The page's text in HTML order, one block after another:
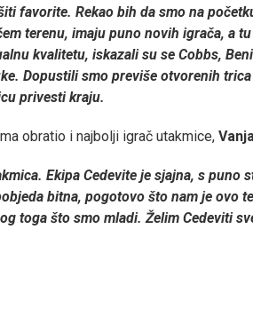
favorite. Rekao bih da smo na
terenu, imaju puno novih igrača, a
kvalitetu, iskazali su se Cobbs,
Dopustili smo previše otvorenih
privesti kraju.
obratio i najbolji igrač utakmice,
Ekipa Cedevite je sjajna, s
bitna, pogotovo što nam je ovo
toga što smo mladi. Želim Cedeviti